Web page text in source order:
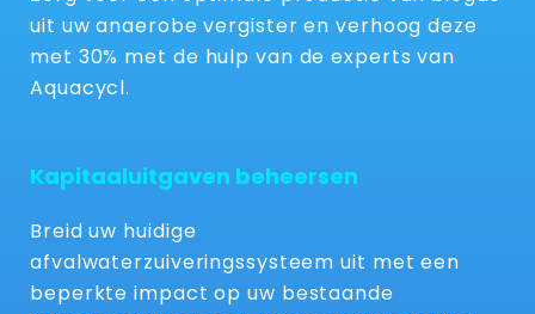
uit uw anaerobe vergister en verhoog deze
met 30% met de hulp van de experts van
Aquacycl.
Kapitaaluitgaven beheersen
Breid uw huidige
afvalwaterzuiveringssysteem uit met een
beperkte impact op uw bestaande